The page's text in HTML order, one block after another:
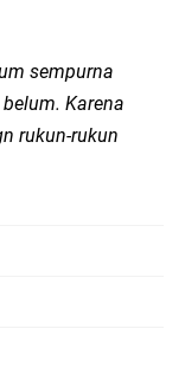
sempurna
Karena
rukun-rukun